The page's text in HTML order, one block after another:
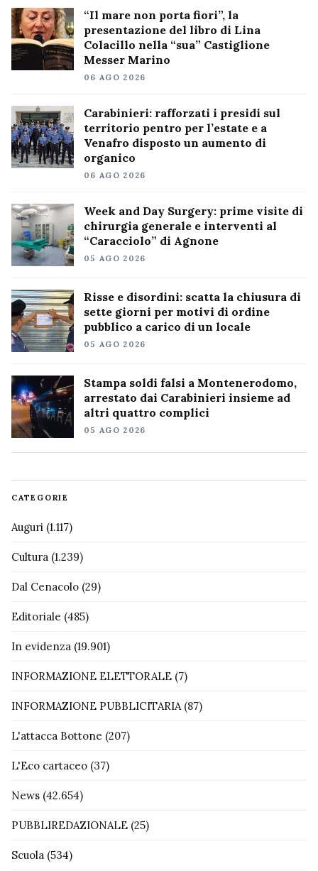
“Il mare non porta fiori”, la
presentazione del libro di Lina
Colacillo nella “sua” Castiglione
Messer Marino
06 AGO 2026
Carabinieri: rafforzati i presidi sul
territorio pentro per l’estate e a
Venafro disposto un aumento di
organico
06 AGO 2026
Week and Day Surgery: prime visite di
chirurgia generale e interventi al
“Caracciolo” di Agnone
05 AGO 2026
Risse e disordini: scatta la chiusura di
sette giorni per motivi di ordine
pubblico a carico di un locale
05 AGO 2026
Stampa soldi falsi a Montenerodomo,
arrestato dai Carabinieri insieme ad
altri quattro complici
05 AGO 2026
CATEGORIE
Auguri (1.117)
Cultura (1.239)
Dal Cenacolo (29)
Editoriale (485)
In evidenza (19.901)
INFORMAZIONE ELETTORALE (7)
INFORMAZIONE PUBBLICITARIA(87)
L'attacca Bottone (207)
L'Eco cartaceo (37)
News (42.654)
PUBBLIREDAZIONALE (25)
Scuola (534)